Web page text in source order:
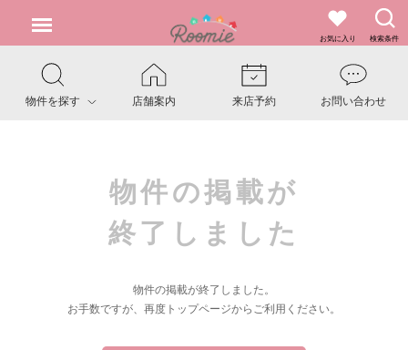
お気に入り 検索条件
物件を探す 店舗案内 来店予約 お問い合わせ
物件の掲載が
終了しました
物件の掲載が終了しました。
お手数ですが、再度トップページからご利用ください。